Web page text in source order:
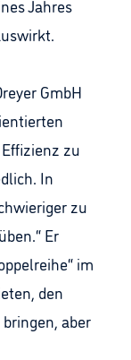
Jahres
GmbH
zu
In
zu
Er
im
den
aber